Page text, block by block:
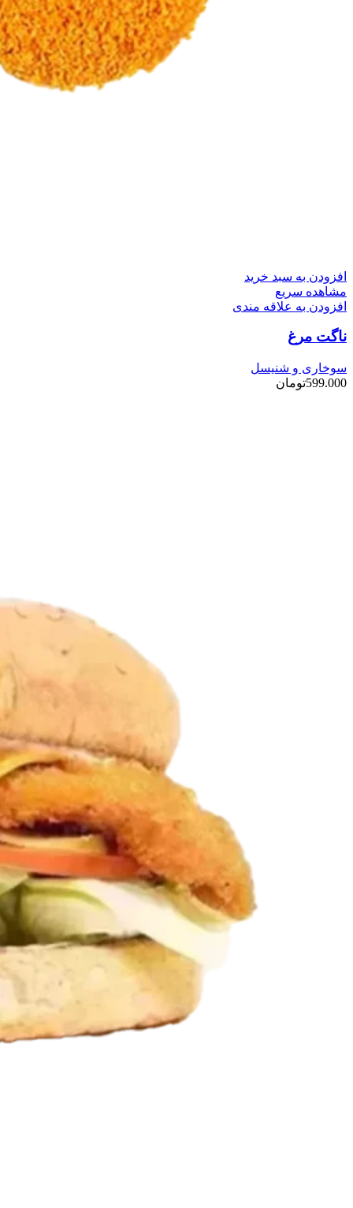
افزودن به سبد خرید
مشاهده سریع
افزودن به علاقه مندی
ناگت مرغ
سوخاری و شنیسل
599.000تومان